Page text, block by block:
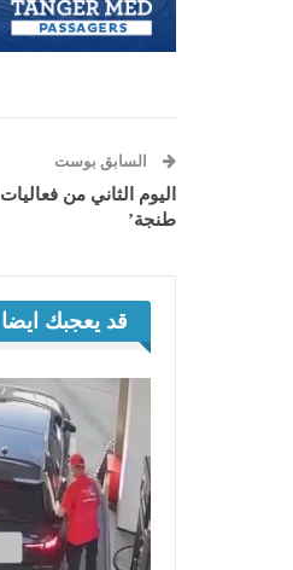
السابق بوست
اليوم الثاني من
طنجة’
قد يعجبك ايضا